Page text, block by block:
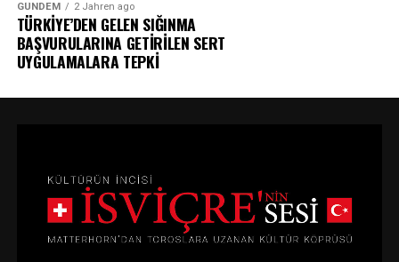
GÜNDEM 2 Jahren ago
TÜRKİYE’DEN GELEN SIĞINMA
BAŞVURULARINA GETİRİLEN SERT
UYGULAMALARA TEPKİ